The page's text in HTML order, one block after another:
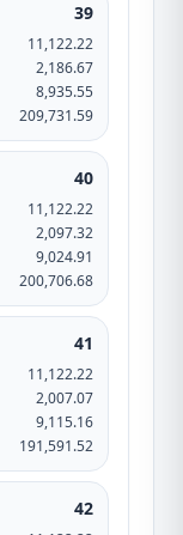
39
11,122.22
2,186.67
8,935.55
209,731.59
40
11,122.22
2,097.32
9,024.91
200,706.68
41
11,122.22
2,007.07
9,115.16
191,591.52
42